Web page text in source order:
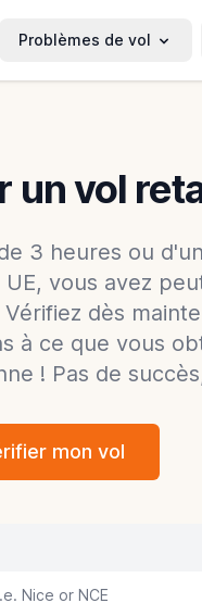
Problèmes de vol
un vol
3 heures ou
vous avez
dès
à ce que vous
! Pas de
mon vol